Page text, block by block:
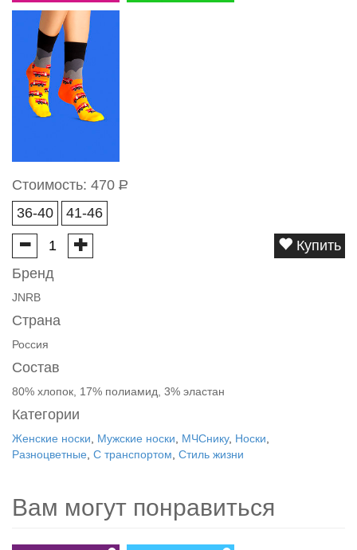
Стоимость: 470 Р
36-40
41-46
Купить
Бренд
JNRB
Страна
Россия
Состав
80% хлопок, 17% полиамид, 3% эластан
Категории
Женские носки Мужские носки МЧСнику, Носки
Разноцветные С транспортом Стиль жизни
Вам могут понравиться